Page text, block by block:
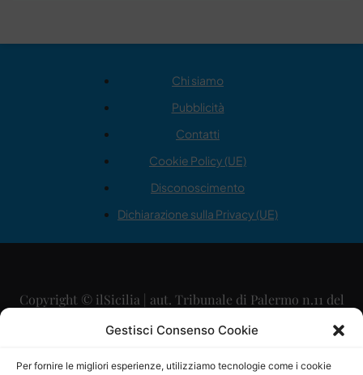
Gestisci Consenso Cookie
Per fornire le migliori esperienze, utilizziamo tecnologie come i cookie
Chi siamo
Pubblicità
Contatti
Cookie Policy (UE)
Disconoscimento
Dichiarazione sulla Privacy (UE)
Copyright © ilSicilia | aut. Tribunale di Palermo n.11 del
29/09/2015